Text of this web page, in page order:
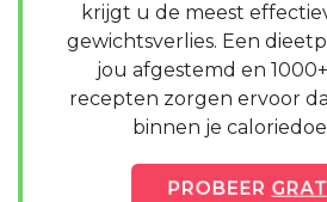
krijgt u de meest
gewichtsverlies. Een
jou afgestemd en
recepten zorgen ervoor
binnen je
PROBEER